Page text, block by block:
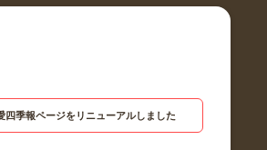
四季報ページをリニューアルしました